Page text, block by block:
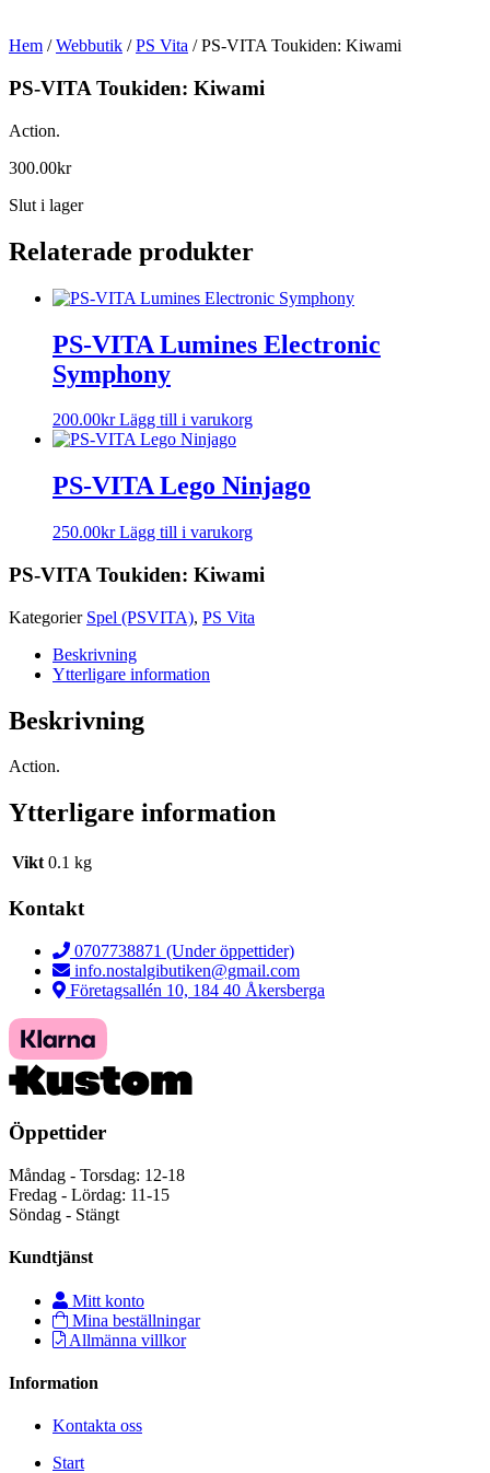
Hem /Webbutik /PS Vita / PS-VITA Toukiden: Kiwami
PS-VITA Toukiden: Kiwami
Action.
300.00kr
Slut i lager
Relaterade produkter
PS-VITA Lumines Electronic
Symphony
200.00kr Lägg till i varukorg
PS-VITA Lego Ninjago
250.00kr Lägg till i varukorg
PS-VITA Toukiden: Kiwami
Kategorier Spel (PSVITA), PS Vita
Beskrivning
Ytterligare information
Beskrivning
Action.
Ytterligare information
Vikt 0.1 kg
Kontakt
0707738871 (Under öppettider)
info.nostalgibutiken@gmail.com
Företagsallén 10, 184 40 Åkersberga
Öppettider
Måndag - Torsdag: 12-18
Fredag - Lördag: 11-15
Söndag - Stängt
Kundtjänst
Mitt konto
Mina beställningar
Allmänna villkor
Information
Kontakta oss
Start